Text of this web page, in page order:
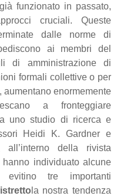
funzionato in passato,
cruciali. Queste
dalle norme di
ai membri del
di amministrazione di
formali collettive o per
enormemente
a fronteggiare
uno studio di ricerca e
Heidi K. Gardner e
all’interno della rivista
individuato alcune
tre importanti
la nostra tendenza